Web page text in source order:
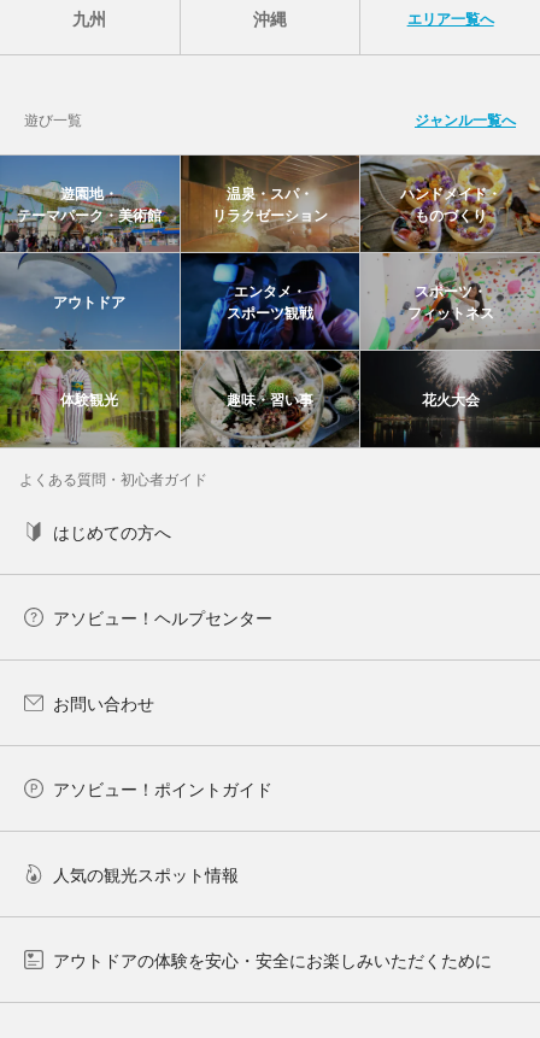
九州 沖縄 エリア一覧へ
遊び一覧 ジャンル一覧へ
遊園地・
テーマパーク・美術館
温泉・スパ・
リラクゼーション
ハンドメイド・
ものづくり
アウトドア
エンタメ・
スポーツ観戦
スポーツ・
フィットネス
体験観光 趣味・習い事 花火大会
よくある質問・初心者ガイド
はじめての方へ
アソビュー！ヘルプセンター
お問い合わせ
アソビュー！ポイントガイド
人気の観光スポット情報
アウトドアの体験を安心・安全にお楽しみいただくために